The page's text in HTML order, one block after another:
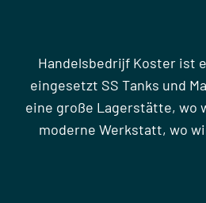
Handelsbedrijf Koster ist
eingesetzt SS Tanks und
eine große Lagerstätte, wo
moderne Werkstatt, wo